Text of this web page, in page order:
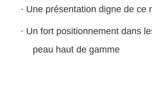
· Une présentation digne de ce
· Un fort positionnement dans
peau haut de gamme